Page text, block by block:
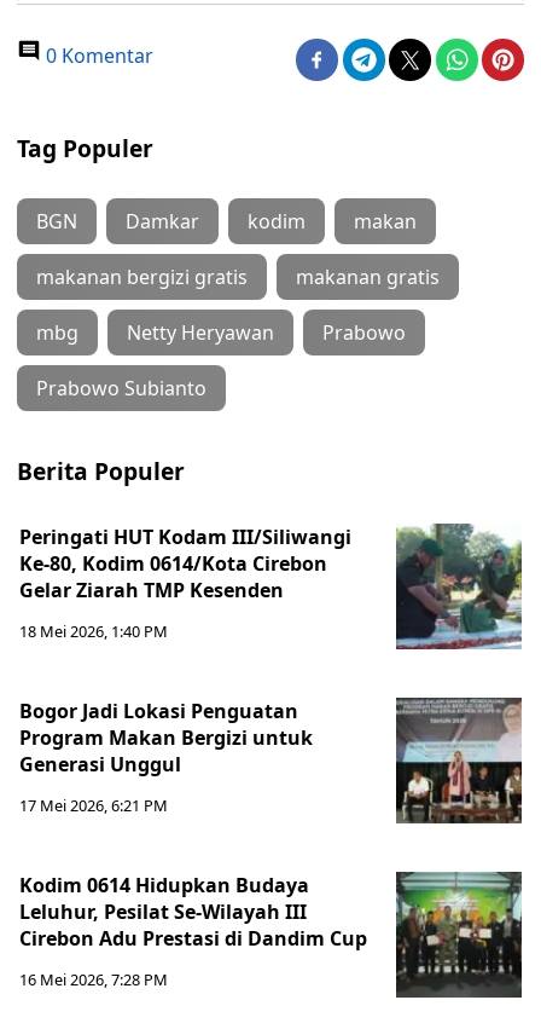
0 Komentar
Tag Populer
BGN Damkar kodim makan
makanan bergizi gratis makanan gratis
mbg Netty Heryawan Prabowo
Prabowo Subianto
Berita Populer
Peringati HUT Kodam III/Siliwangi
Ke-80, Kodim 0614/Kota Cirebon
Gelar Ziarah TMP Kesenden
18 Mei 2026, 1:40 PM
Bogor Jadi Lokasi Penguatan
Program Makan Bergizi untuk
Generasi Unggul
17 Mei 2026, 6:21 PM
Kodim 0614 Hidupkan Budaya
Leluhur, Pesilat Se-Wilayah III
Cirebon Adu Prestasi di Dandim Cup
16 Mei 2026, 7:28 PM